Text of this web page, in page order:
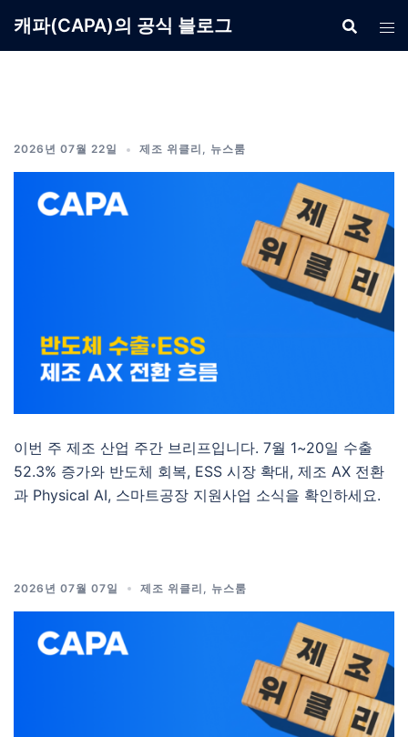
캐파(CAPA)의 공식 블로그
2026년 07월 22일 제조 위클리 , 뉴스룸
이번 주 제조 산업 주간 브리프입니다. 7월 1~20일 수출
52.3% 증가와 반도체 회복, ESS 시장 확대, 제조 AX 전환
과 Physical AI, 스마트공장 지원사업 소식을 확인하세요.
2026년 07월 07일 제조 위클리 뉴스룸